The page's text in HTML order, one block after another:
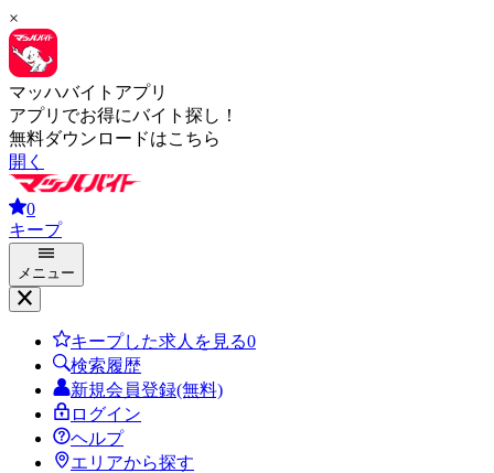
×
マッハバイトアプリ
アプリでお得にバイト探し！
無料ダウンロードはこちら
開く
0
キープ
メニュー
キープした求人を見る0
検索履歴
新規会員登録(無料)
ログイン
ヘルプ
エリアから探す